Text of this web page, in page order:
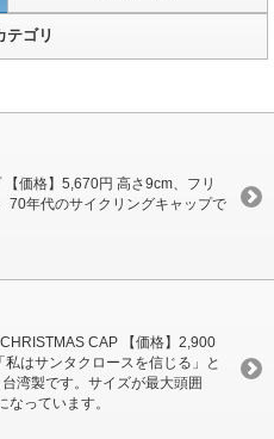
テゴリ
【価格】5,670円 高さ9cm、フリ
70年代のサイクリングキャップで
CAP 【価格】2,900
はサンタクロースを信じる」と
湾製です。サイズが最大頭囲
っています。